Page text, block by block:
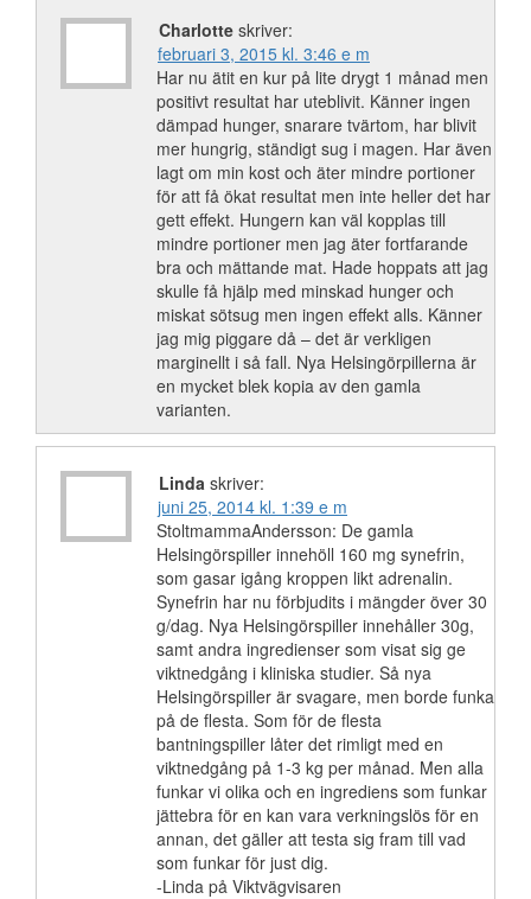
Charlotte skriver:
februari 3, 2015 kl. 3:46 e m
Har nu ätit en kur på lite drygt 1 månad men
positivt resultat har uteblivit. Känner ingen
dämpad hunger, snarare tvärtom, har blivit
mer hungrig, ständigt sug i magen. Har även
lagt om min kost och äter mindre portioner
för att få ökat resultat men inte heller det har
gett effekt. Hungern kan väl kopplas till
mindre portioner men jag äter fortfarande
bra och mättande mat. Hade hoppats att jag
skulle få hjälp med minskad hunger och
miskat sötsug men ingen effekt alls. Känner
jag mig piggare då – det är verkligen
marginellt i så fall. Nya Helsingörpillerna är
en mycket blek kopia av den gamla
varianten.
Linda skriver:
juni 25, 2014 kl. 1:39 e m
StoltmammaAndersson: De gamla
Helsingörspiller innehöll 160 mg synefrin,
som gasar igång kroppen likt adrenalin.
Synefrin har nu förbjudits i mängder över 30
g/dag. Nya Helsingörspiller innehåller 30g,
samt andra ingredienser som visat sig ge
viktnedgång i kliniska studier. Så nya
Helsingörspiller är svagare, men borde funka
på de flesta. Som för de flesta
bantningspiller låter det rimligt med en
viktnedgång på 1-3 kg per månad. Men alla
funkar vi olika och en ingrediens som funkar
jättebra för en kan vara verkningslös för en
annan, det gäller att testa sig fram till vad
som funkar för just dig.
-Linda på Viktvägvisaren